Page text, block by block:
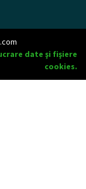
date şi fişiere
cookies.